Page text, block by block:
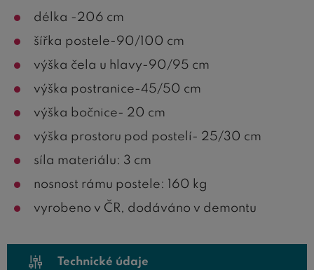
délka -206 cm
šířka postele-90/100 cm
výška čela u hlavy-90/95 cm
výška postranice-45/50 cm
výška bočnice- 20 cm
výška prostoru pod postelí- 25/30 cm
síla materiálu: 3 cm
nosnost rámu postele: 160 kg
vyrobeno v ČR, dodáváno v demontu
Technické údaje